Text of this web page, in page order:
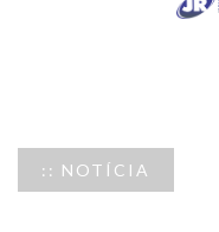
:: NOTÍCIA